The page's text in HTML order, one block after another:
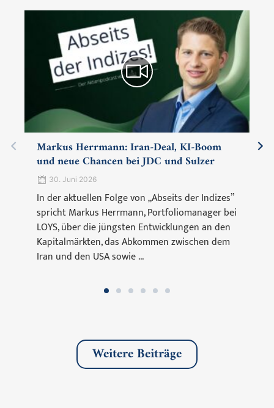
Markus Herrmann: Iran-Deal, KI-Boom
und neue Chancen bei JDC und Sulzer
30. Juni 2026
In der aktuellen Folge von „Abseits der Indizes”
spricht Markus Herrmann, Portfoliomanager bei
LOYS, über die jüngsten Entwicklungen an den
Kapitalmärkten, das Abkommen zwischen dem
Iran und den USA sowie ...
Weitere Beiträge